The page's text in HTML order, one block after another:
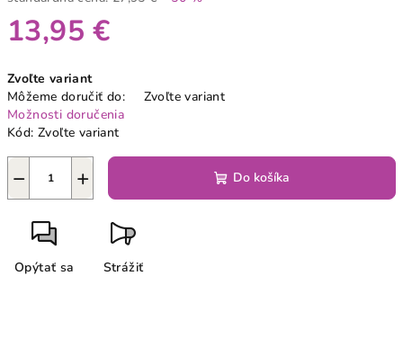
13,95 €
cena:
Zvoľte variant
Môžeme doručiť do:
Zvoľte variant
Možnosti doručenia
Kód: Zvoľte variant
+
− Do košíka
Opýtať sa Strážiť